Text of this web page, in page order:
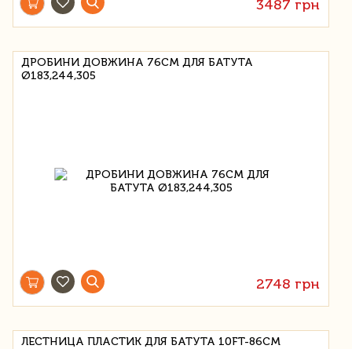
3487 грн
ДРОБИНИ ДОВЖИНА 76СМ ДЛЯ БАТУТА
Ø183,244,305
2748 грн
ЛЕСТНИЦА ПЛАСТИК ДЛЯ БАТУТА 10FT-86СМ